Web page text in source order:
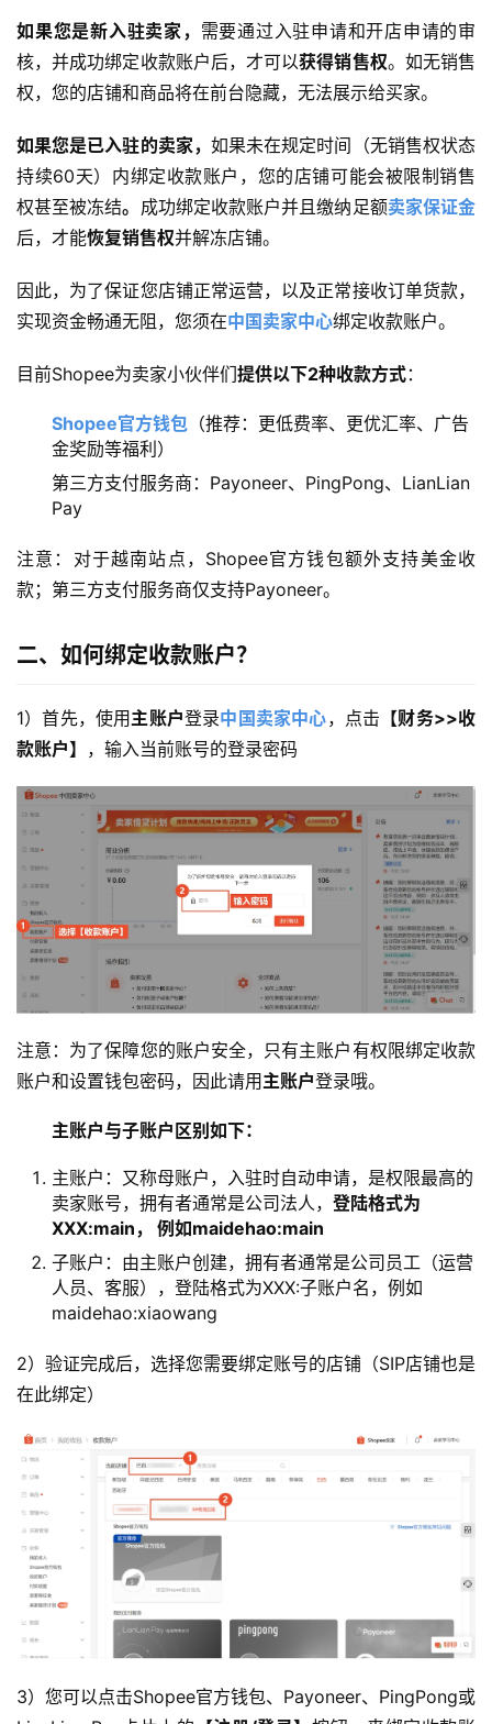
如果您是新入驻卖家 ， 需要通过入驻申请和开店申请的审
核，并成功绑定收款账户后，才可以获得销售权。如无销售
权，您的店铺和商品将在前台隐藏，无法展示给买家。
如果您是已入驻的卖家， 如果未在规定时间（无销售权状态
持续60天）内绑定收款账户，您的店铺可能会被限制销售
权甚至被冻结。 成功绑定收款账户并且缴纳足额卖家保证金
后，才能恢复销售权并解冻店铺。
因此，为了保证您店铺正常运营，以及正常接收订单货款，
实现资金畅通无阻，您须在中国卖家中心绑定收款账户。
目前Shopee为卖家小伙伴们提供以下2种收款方式：
Shopee官方钱包 （推荐：更低费率、更优汇率、广告
金奖励等福利）
第三方支付服务商：Payoneer、PingPong、LianLian
Pay
注意：对于越南站点，Shopee官方钱包额外支持美金收
款；第三方支付服务商仅支持Payoneer。
二、如何绑定收款账户？
1）首先，使用主账户登录中国卖家中心，点击 【财务>>收
款账户】 ，输入当前账号的登录密码
注意：为了保障您的账户安全，只有主账户有权限绑定收款
账户和设置钱包密码，因此请用主账户登录哦。
主账户与子账户区别如下：
主账户：又称母账户，入驻时自动申请，是权限最高的
卖家账号，拥有者通常是公司法人， 登陆格式为
XXX:main， 例如maidehao:main
子账户：由主账户创建，拥有者通常是公司员工（运营
人员、客服），登陆格式为XXX:子账户名，例如
maidehao:xiaowang
2）验证完成后，选择您需要绑定账号的店铺（SIP店铺也是
在此绑定）
3）您可以点击Shopee官方钱包、Payoneer、PingPong或